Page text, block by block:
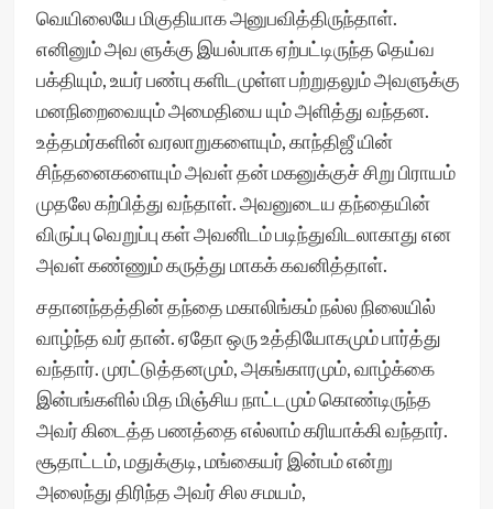
வெயிலையே மிகுதியாக அனுபவித்திருந்தாள்.
எனினும் அவ ளுக்கு இயல்பாக ஏற்பட்டிருந்த தெய்வ
பக்தியும், உயர் பண்பு களிடமுள்ள பற்றுதலும் அவளுக்கு
மனநிறைவையும் அமைதியை யும் அளித்து வந்தன.
உத்தமர்களின் வரலாறுகளையும், காந்திஜீ யின்
சிந்தனைகளையும் அவள் தன் மகனுக்குச் சிறு பிராயம்
முதலே கற்பித்து வந்தாள். அவனுடைய தந்தையின்
விருப்பு வெறுப்பு கள் அவனிடம் படிந்துவிடலாகாது என
அவள் கண்ணும் கருத்து மாகக் கவனித்தாள்.
சதானந்தத்தின் தந்தை மகாலிங்கம் நல்ல நிலையில்
வாழ்ந்த வர் தான். ஏதோ ஒரு உத்தியோகமும் பார்த்து
வந்தார். முரட்டுத்தனமும், அகங்காரமும், வாழ்க்கை
இன்பங்களில் மித மிஞ்சிய நாட்டமும் கொண்டிருந்த
அவர் கிடைத்த பணத்தை எல்லாம் கரியாக்கி வந்தார்.
சூதாட்டம், மதுக்குடி, மங்கையர் இன்பம் என்று
அலைந்து திரிந்த அவர் சில சமயம்,